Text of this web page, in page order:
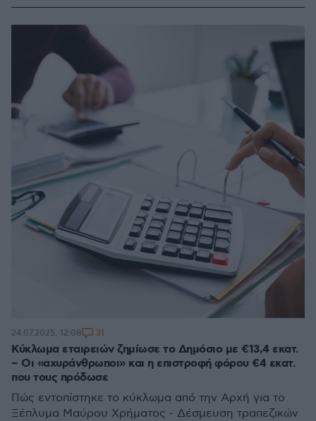
Κύκλωμα εταιρειών ζημίωσε το Δημόσιο με €13,4 εκατ.
– Οι «αχυράνθρωποι» και η επιστροφή φόρου €4 εκατ.
που τους πρόδωσε
Πώς εντοπίστηκε το κύκλωμα από την Αρχή για το
Ξέπλυμα Μαύρου Χρήματος - Δέσμευση τραπεζικών
24.07.2025, 12:08 31